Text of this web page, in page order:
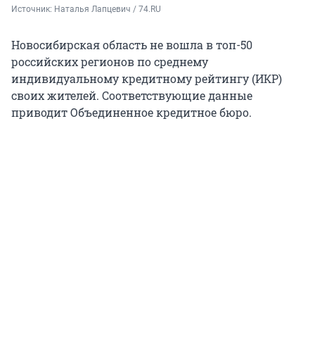
Источник: Наталья Лапцевич / 74.RU
Новосибирская область не вошла в топ-50
российских регионов по среднему
индивидуальному кредитному рейтингу (ИКР)
своих жителей. Соответствующие данные
приводит Объединенное кредитное бюро.